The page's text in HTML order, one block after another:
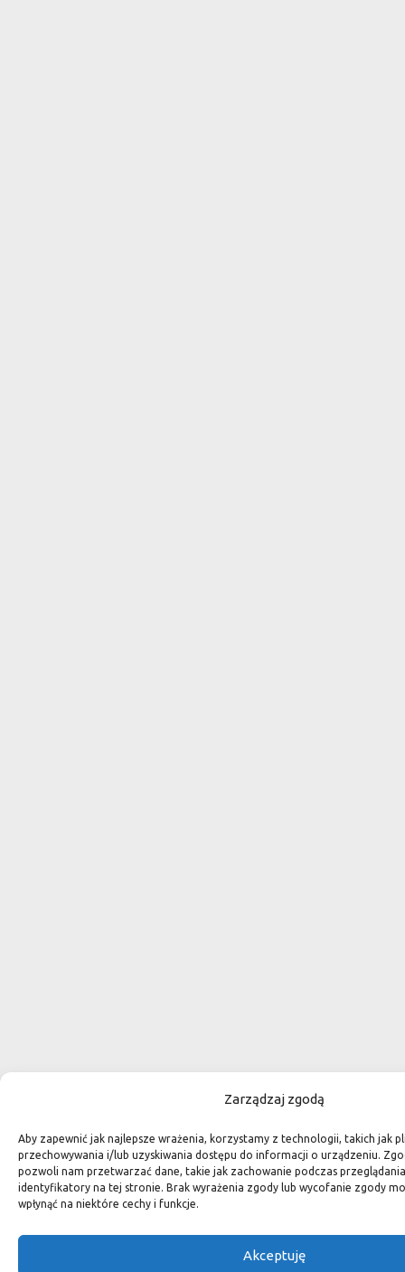
Zarządzaj zgodą
Aby zapewnić jak najlepsze wrażenia, korzystamy z technologii, takich jak
przechowywania i/lub uzyskiwania dostępu do informacji o urządzeniu.
pozwoli nam przetwarzać dane, takie jak zachowanie podczas
identyfikatory na tej stronie. Brak wyrażenia zgody lub wycofanie zgody
wpłynąć na niektóre cechy i funkcje.
Akceptuję